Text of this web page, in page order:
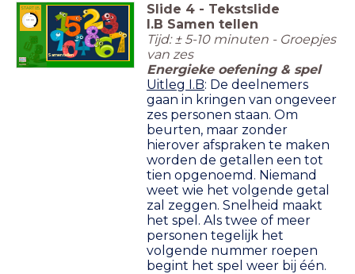
START I.B.
Samen tellen
Slide 4 - Tekstslide
I.B Samen tellen
Tijd: ± 5-10 minuten - Groepjes
van zes
Energieke oefening & spel
Uitleg I.B: De deelnemers
gaan in kringen van ongeveer
zes personen staan. Om
beurten, maar zonder
hierover afspraken te maken
worden de getallen een tot
tien opgenoemd. Niemand
weet wie het volgende getal
zal zeggen. Snelheid maakt
het spel. Als twee of meer
personen tegelijk het
volgende nummer roepen
begint het spel weer bij één.